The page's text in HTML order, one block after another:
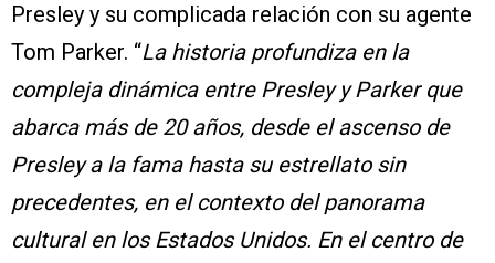
Presley y su complicada relación con su agente
Tom Parker. “La historia profundiza en la
compleja dinámica entre Presley y Parker que
abarca más de 20 años, desde el ascenso de
Presley a la fama hasta su estrellato sin
precedentes, en el contexto del panorama
cultural en los Estados Unidos. En el centro de